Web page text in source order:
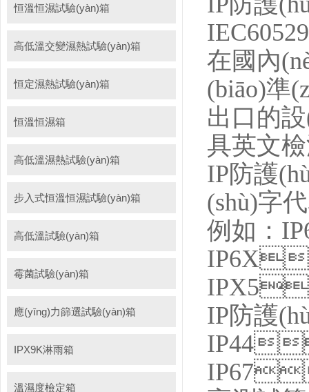
恒溫恒濕試驗(yàn)箱
高低溫交變濕熱試驗(yàn)箱
恒定濕熱試驗(yàn)箱
恒溫恒濕箱
高低溫濕熱試驗(yàn)箱
步入式恒溫恒濕試驗(yàn)箱
高低溫試驗(yàn)箱
霉菌試驗(yàn)箱
應(yīng)力篩選試驗(yàn)箱
IPX9K淋雨箱
溫濕度檢定箱
在國內
(biāo)準
出口的
具英文檢
IP防護
(shù)字
例如：
IP防護